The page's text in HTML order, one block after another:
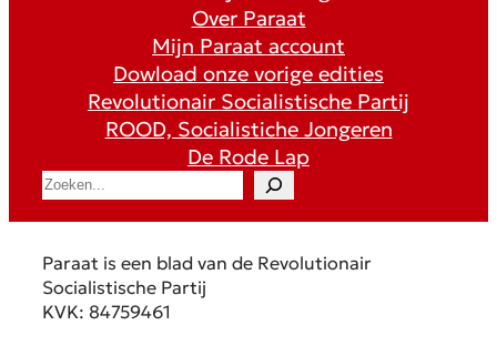
Over Paraat
Mijn Paraat account
Dowload onze vorige edities
Revolutionair Socialistische Partij
ROOD, Socialistiche Jongeren
De Rode Lap
S
e
r
c
h
Paraat is een blad van de Revolutionair
Socialistische Partij
KVK: 84759461